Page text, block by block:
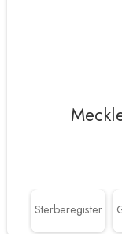
Sterberegister